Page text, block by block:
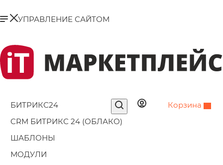
Корзина
УПРАВЛЕНИЕ САЙТОМ
БИТРИКС24
CRM БИТРИКС 24 (ОБЛАКО)
ШАБЛОНЫ
МОДУЛИ